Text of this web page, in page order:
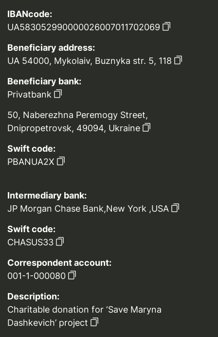
IBANcode:
UA583052990000026007011702069
Beneficiary address:
UA 54000, Mykolaiv, Buznyka str. 5, 118
Beneficiary bank:
Privatbank
50, Naberezhna Peremogy Street,
Dnipropetrovsk, 49094, Ukraine
Swift code:
PBANUA2X
Intermediary bank:
JP Morgan Chase Bank,New York ,USA
Swift code:
CHASUS33
Correspondent account:
001-1-000080
Description:
Charitable donation for ‘Save Maryna
Dashkevich’ project